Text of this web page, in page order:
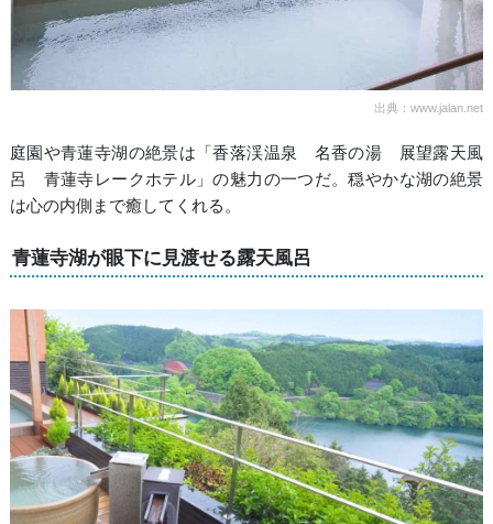
出典：www.jalan.net
庭園や青蓮寺湖の絶景は「香落渓温泉 名香の湯 展望露天風
呂 青蓮寺レークホテル」の魅力の一つだ。穏やかな湖の絶景
は心の内側まで癒してくれる。
青蓮寺湖が眼下に見渡せる露天風呂